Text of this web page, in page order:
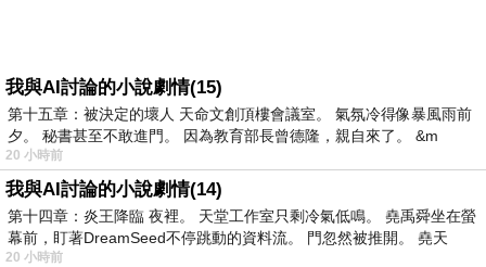
我與AI討論的小說劇情(15)
第十五章：被決定的壞人 天命文創頂樓會議室。 氣氛冷得像暴風雨前
夕。 秘書甚至不敢進門。 因為教育部長曾德隆，親自來了。 &m
20 小時前
我與AI討論的小說劇情(14)
第十四章：炎王降臨 夜裡。 天堂工作室只剩冷氣低鳴。 堯禹舜坐在螢
幕前，盯著DreamSeed不停跳動的資料流。 門忽然被推開。 堯天
20 小時前